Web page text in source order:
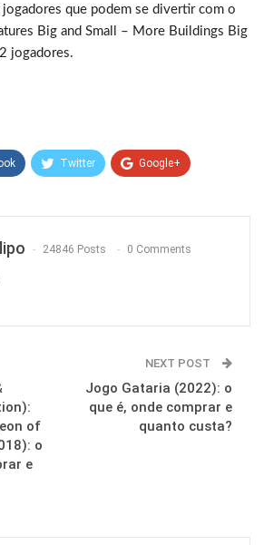
que podem se divertir com o
Big and Small – More Buildings Big
jogadores.
Twitter Google+
24846 Posts 0 Comments
of
o
e
NEXT POST
Jogo Gataria (2022): o
que é, onde comprar e
quanto custa?